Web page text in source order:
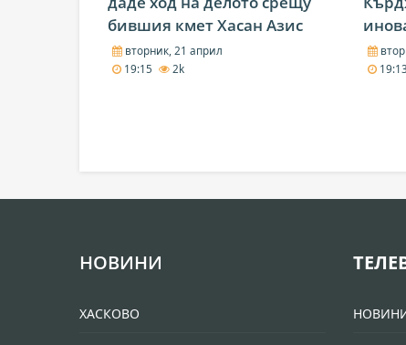
бившия кмет Хасан Азис
вторник, 21 април
19:15
2k
19:13
НОВИНИ
ХАСКОВО